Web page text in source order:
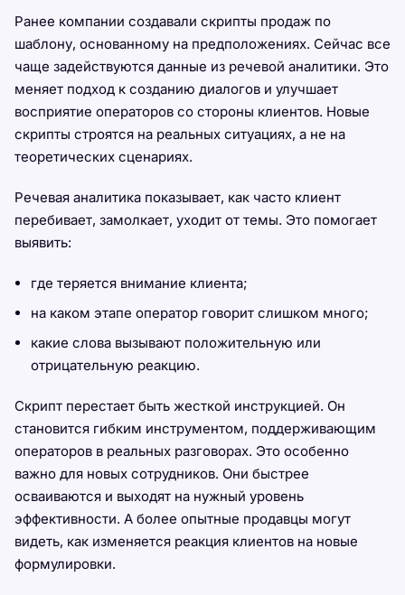
Ранее компании создавали скрипты продаж по
шаблону, основанному на предположениях. Сейчас все
чаще задействуются данные из речевой аналитики. Это
меняет подход к созданию диалогов и улучшает
восприятие операторов со стороны клиентов. Новые
скрипты строятся на реальных ситуациях, а не на
теоретических сценариях.
Речевая аналитика показывает, как часто клиент
перебивает, замолкает, уходит от темы. Это помогает
выявить:
где теряется внимание клиента;
на каком этапе оператор говорит слишком много;
какие слова вызывают положительную или
отрицательную реакцию.
Скрипт перестает быть жесткой инструкцией. Он
становится гибким инструментом, поддерживающим
операторов в реальных разговорах. Это особенно
важно для новых сотрудников. Они быстрее
осваиваются и выходят на нужный уровень
эффективности. А более опытные продавцы могут
видеть, как изменяется реакция клиентов на новые
формулировки.